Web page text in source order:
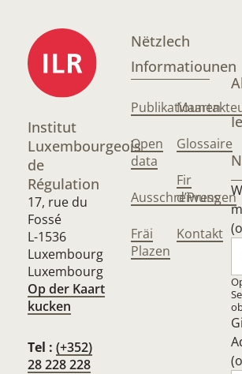
Institut
Luxembourgeois
de
Régulation
17, rue du
Fossé
L-1536
Luxembourg
Luxembourg
Op der Kaart
kucken
Tel : (+352)
28 228 228
Nëtzlech
Informatiounen
Publikatiounen
Open
data
Ausschreiwungen
Fräi
Plazen
Glossaire
Fir
d’Press
Kontakt